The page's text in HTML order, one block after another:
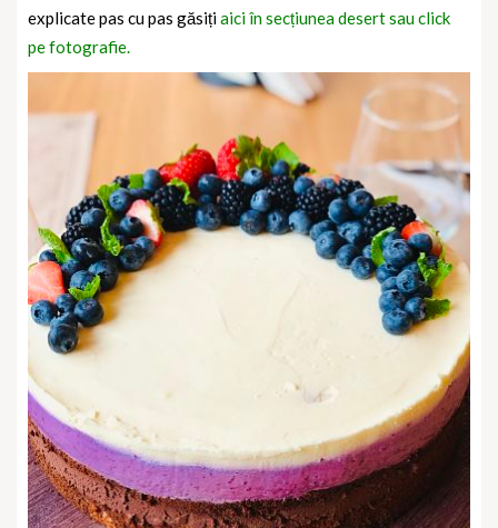
explicate pas cu pas găsițiaici în secțiunea desert sau click
pe fotografie.